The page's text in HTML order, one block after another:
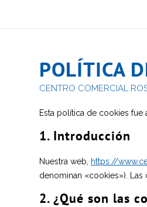
POLÍTICA
CENTRO COMERCIAL
Esta política de cookies
1. Introducción
Nuestra web, https://
denominan «cookies»).
2. ¿Qué son las